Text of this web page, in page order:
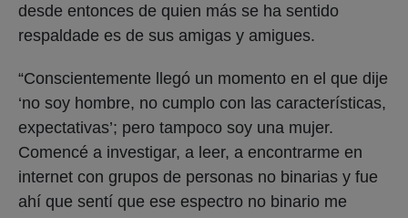
desde entonces de quien más se ha sentido
respaldade es de sus amigas y amigues.
“Conscientemente llegó un momento en el que dije
‘no soy hombre, no cumplo con las características,
expectativas’; pero tampoco soy una mujer.
Comencé a investigar, a leer, a encontrarme en
internet con grupos de personas no binarias y fue
ahí que sentí que ese espectro no binario me